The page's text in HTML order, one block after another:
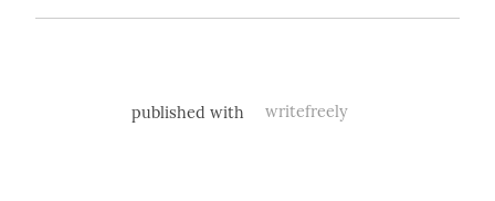
published with writefreely